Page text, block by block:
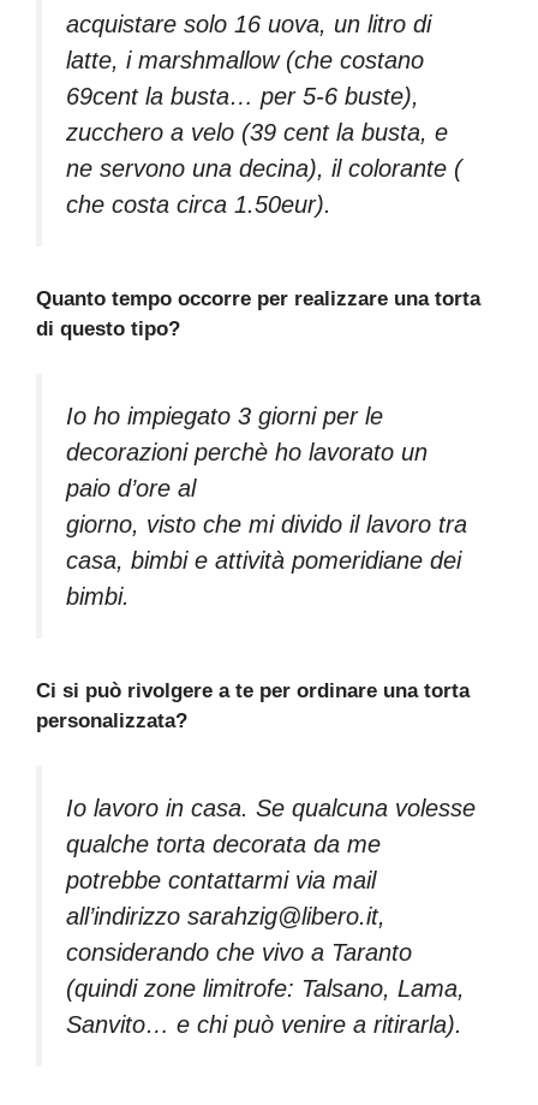
acquistare solo 16 uova, un litro di
latte, i marshmallow (che costano
69cent la busta… per 5-6 buste),
zucchero a velo (39 cent la busta, e
ne servono una decina), il colorante (
che costa circa 1.50eur).
Quanto tempo occorre per realizzare una torta
di questo tipo?
Io ho impiegato 3 giorni per le
decorazioni perchè ho lavorato un
paio d’ore al
giorno, visto che mi divido il lavoro tra
casa, bimbi e attività pomeridiane dei
bimbi.
Ci si può rivolgere a te per ordinare una torta
personalizzata?
Io lavoro in casa. Se qualcuna volesse
qualche torta decorata da me
potrebbe contattarmi via mail
all’indirizzo sarahzig@libero.it,
considerando che vivo a Taranto
(quindi zone limitrofe: Talsano, Lama,
Sanvito… e chi può venire a ritirarla).